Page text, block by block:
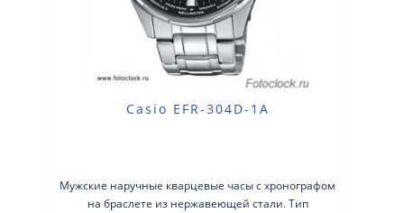
Casio EFR-304D-1A
Мужские наручные кварцевые часы с хронографом
на браслете из нержавеющей стали. Тип